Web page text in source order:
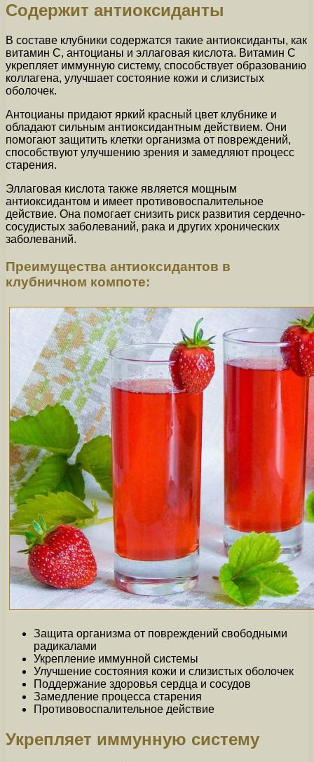
Содержит антиоксиданты
В составе клубники содержатся такие антиоксиданты, как
витамин C, антоцианы и эллаговая кислота. Витамин C
укрепляет иммунную систему, способствует образованию
коллагена, улучшает состояние кожи и слизистых
оболочек.
Антоцианы придают яркий красный цвет клубнике и
обладают сильным антиоксидантным действием. Они
помогают защитить клетки организма от повреждений,
способствуют улучшению зрения и замедляют процесс
старения.
Эллаговая кислота также является мощным
антиоксидантом и имеет противовоспалительное
действие. Она помогает снизить риск развития сердечно-
сосудистых заболеваний, рака и других хронических
заболеваний.
Преимущества антиоксидантов в
клубничном компоте:
Защита организма от повреждений свободными
радикалами
Укрепление иммунной системы
Улучшение состояния кожи и слизистых оболочек
Поддержание здоровья сердца и сосудов
Замедление процесса старения
Противовоспалительное действие
Укрепляет иммунную систему